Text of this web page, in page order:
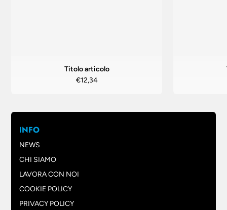
Titolo articolo
€12,34
INFO
NEWS
CHI SIAMO
LAVORA CON NOI
COOKIE POLICY
PRIVACY POLICY